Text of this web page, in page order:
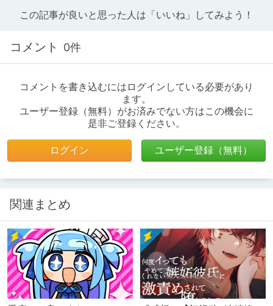
この記事が良いと思った人は「いいね」してみよう！
コメント 0件
コメントを書き込むにはログインしている必要があり
ます。
ユーザー登録（無料）がお済みでない方はこの機会に
是非ご登録ください。
ログイン ユーザー登録（無料）
関連まとめ